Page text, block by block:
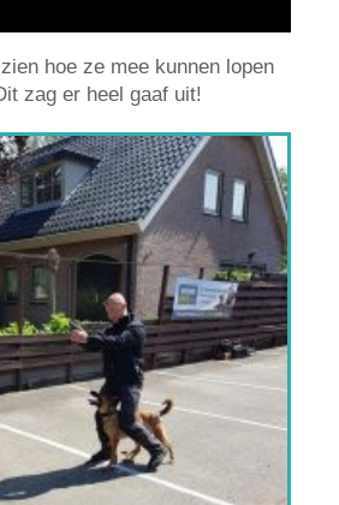
hoe ze mee kunnen lopen
zag er heel gaaf uit!